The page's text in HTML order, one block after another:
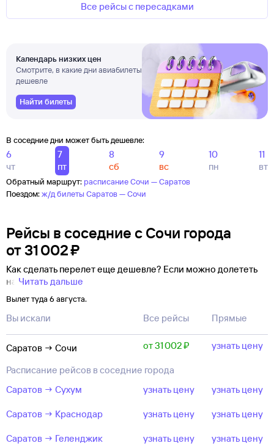
Все рейсы с пересадками
Календарь низких цен
Смотрите, в какие дни авиабилеты
дешевле
Найти билеты
В соседние дни может быть дешевле:
6
чт
7
пт
8
сб
9
вс
10
пн
11
вт
Обратный маршрут: расписание Сочи — Саратов
Поездом:ж/д билеты Саратов — Сочи
Рейсы в соседние с Сочи города
от31 ⁠002 ⁠₽
Как сделать перелет еще дешевле? Если можно долететь
на Читать дальше
Вылет туда 6 августа.
Вы искали Все рейсы Прямые
Саратов → Сочи от 31 ⁠002 ⁠₽ узнать цену
Расписание рейсов в соседние города
Саратов → Сухум
узнать цену узнать цену
Саратов → Краснодар узнать цену узнать цену
Саратов → Геленджик узнать цену узнать цену